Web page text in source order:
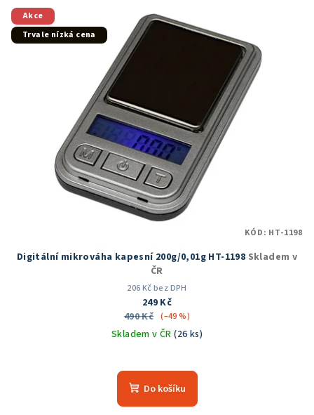
Akce
Trvale nízká cena
Digitální mikrováha kapesní 200g/0,01g HT-1198 Skladem v
ČR
206 Kč bez DPH
249 Kč
490 Kč (–49 %)
Skladem v ČR(26 ks)
Do košíku
KÓD: HT-1198